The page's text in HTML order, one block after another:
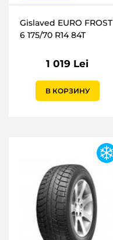
Gislaved EURO FROST
6 175/70 R14 84T
1 019 Lei
В КОРЗИНУ